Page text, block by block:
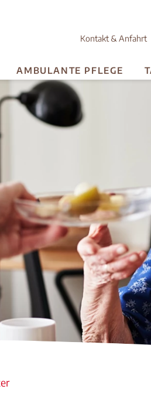
Kontakt & Anfahrt
AMBULANTE PFLEGE